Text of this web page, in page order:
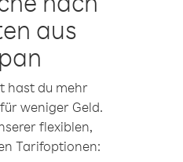
aus
hast du mehr
weniger Geld.
flexiblen,
Tarifoptionen: